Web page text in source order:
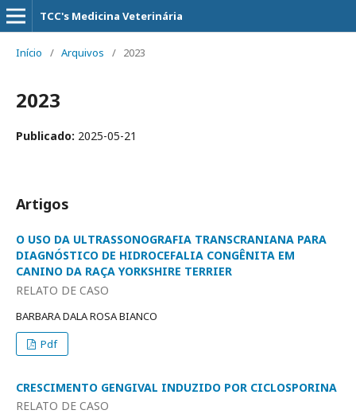
TCC's Medicina Veterinária
Início / Arquivos / 2023
2023
Publicado: 2025-05-21
Artigos
O USO DA ULTRASSONOGRAFIA TRANSCRANIANA PARA
DIAGNÓSTICO DE HIDROCEFALIA CONGÊNITA EM
CANINO DA RAÇA YORKSHIRE TERRIER
RELATO DE CASO
BARBARA DALA ROSA BIANCO
Pdf
CRESCIMENTO GENGIVAL INDUZIDO POR CICLOSPORINA
RELATO DE CASO